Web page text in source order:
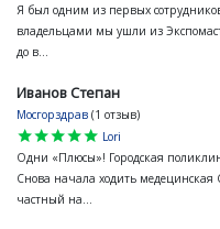
Я был одним из первых
владельцами мы ушли из
до в...
Иванов Степан
Мосгорздрав (1 отзыв)
star
star
star
star
star
Lori
Одни «Плюсы»! Городская
Снова начала ходить медецинская
частный на...